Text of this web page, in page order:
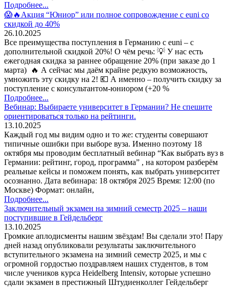
Подробнее...
😱🔥Акция “Юниор” или полное сопровождение с euni со
скидкой до 40%
26.10.2025
Все преимущества поступления в Германию с euni – с
дополнительной скидкой 20%! О чём речь: 💡 У нас есть
ежегодная скидка за раннее обращение 20% (при заказе до 1
марта) 🔥 А сейчас мы даём крайне редкую возможность,
умножить эту скидку на 2! 💶 А именно – получить скидку за
поступление с консультантом-юниором (+20 %
Подробнее...
Вебинар: Выбираете университет в Германии? Не спешите
ориентироваться только на рейтинги.
13.10.2025
Каждый год мы видим одно и то же: студенты совершают
типичные ошибки при выборе вуза. Именно поэтому 18
октября мы проводим бесплатный вебинар “Как выбрать вуз в
Германии: рейтинг, город, программа” , на котором разберём
реальные кейсы и поможем понять, как выбрать университет
осознанно. Дата вебинара: 18 октября 2025 Время: 12:00 (по
Москве) Формат: онлайн,
Подробнее...
Заключительный экзамен на зимний семестр 2025 – наши
поступившие в Гейдельберг
13.10.2025
Громкие аплодисменты нашим звёздам! Вы сделали это! Пару
дней назад опубликовали результаты заключительного
вступительного экзамена на зимний семестр 2025, и мы с
огромной гордостью поздравляем наших студентов, в том
числе учеников курса Heidelberg Intensiv, которые успешно
сдали экзамен в престижный Штудиенколлег Гейдельберг